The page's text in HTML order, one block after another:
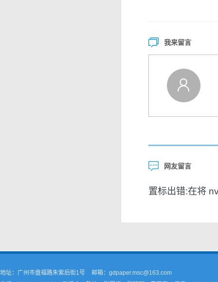
我来留言
网友留言
置标出错:在将
地址：广州市盘福路朱紫后街1号
邮箱：gdpaper.msc@163.com